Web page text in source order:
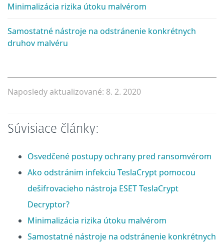
Minimalizácia rizika útoku malvérom
Samostatné nástroje na odstránenie konkrétnych
druhov malvéru
Naposledy aktualizované: 8. 2. 2020
Súvisiace články:
Osvedčené postupy ochrany pred ransomvérom
Ako odstránim infekciu TeslaCrypt pomocou
dešifrovacieho nástroja ESET TeslaCrypt
Decryptor?
Minimalizácia rizika útoku malvérom
Samostatné nástroje na odstránenie konkrétnych